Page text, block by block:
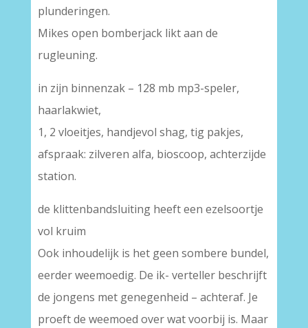
plunderingen.
Mikes open bomberjack likt aan de
rugleuning.
in zijn binnenzak – 128 mb mp3-speler,
haarlakwiet,
1, 2 vloeitjes, handjevol shag, tig pakjes,
afspraak: zilveren alfa, bioscoop, achterzijde
station.
de klittenbandsluiting heeft een ezelsoortje
vol kruim
Ook inhoudelijk is het geen sombere bundel,
eerder weemoedig. De ik- verteller beschrijft
de jongens met genegenheid – achteraf. Je
proeft de weemoed over wat voorbij is. Maar